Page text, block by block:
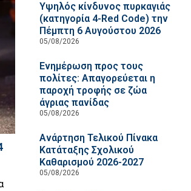
Υψηλός κίνδυνος πυρκαγιάς
(κατηγορία 4-Red Code) την
Πέμπτη 6 Αυγούστου 2026
05/08/2026
Ενημέρωση προς τους
πολίτες: Απαγορεύεται η
παροχή τροφής σε ζώα
άγριας πανίδας
05/08/2026
Ανάρτηση Τελικού Πίνακα
Κατάταξης Σχολικού
Καθαρισμού 2026-2027
05/08/2026